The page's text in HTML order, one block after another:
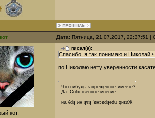
кот Дата: Пятница, 21.07.2017, 22:37:51
кот.
писал(а):
Спасибо, я так понимаю и Николай
по Николаю нету уверенности
- Что-нибудь запрещенное имеете?
- Да. Собственное мнение.
¡ иɯʎdʞ ин ʞɐʞ 'ɐнɔɐdʞǝdu qнεиЖ